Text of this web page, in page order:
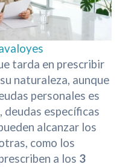
tarda en prescribir
naturaleza, aunque
personales es
deudas específicas
alcanzar los
como los
a los 3